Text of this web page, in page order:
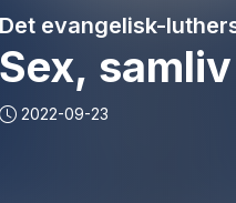
Det evangelisk-
Sex,
2022-09-23